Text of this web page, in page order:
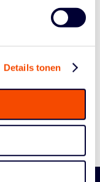
Details tonen